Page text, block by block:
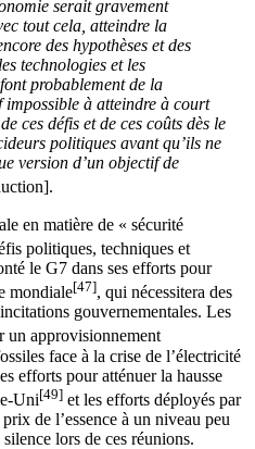
serait gravement
tout cela, atteindre la
des hypothèses et des
technologies et les
probablement de la
à atteindre à court
ces défis et de ces coûts dès le
politiques avant qu’ils ne
version d’un objectif de
en matière de « sécurité
politiques, techniques et
le G7 dans ses efforts pour
mondiale[47], qui nécessitera des
gouvernementales. Les
un approvisionnement
face à la crise de l’électricité
efforts pour atténuer la hausse
Uni[49] et les efforts déployés par
de l’essence à un niveau peu
lors de ces réunions.